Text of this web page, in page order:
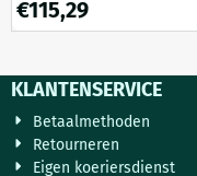
rozetten
€115,29
KLANTENSERVICE
Betaalmethoden
Retourneren
Eigen koeriersdienst